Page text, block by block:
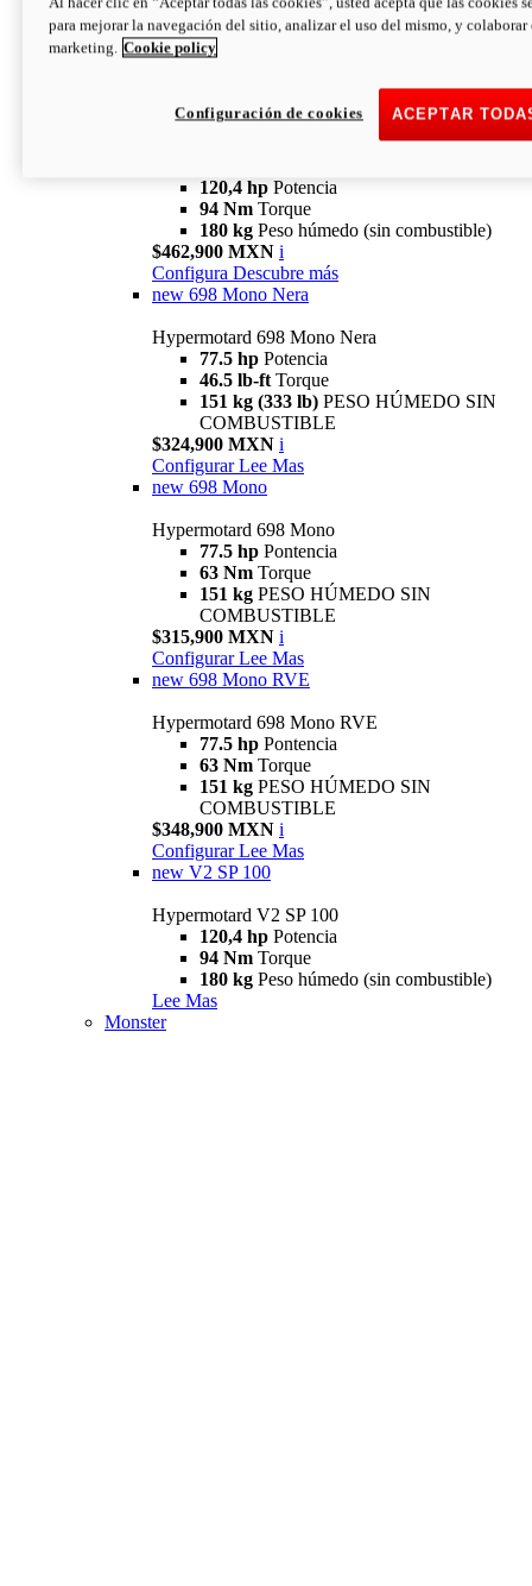
94 NmTorque
180 kgPESO HÚMEDO SIN
COMBUSTIBLE
newV2 SP
120,4 hp Potencia
94 Nm Torque
180 kg Peso húmedo (sin combustible)
$462,900 MXN i
Configura Descubre más
new 698 Mono Nera
Hypermotard 698 Mono Nera
77.5 hp Potencia
46.5 lb-ft Torque
151 kg (333 lb) PESO HÚMEDO SIN
COMBUSTIBLE
$324,900 MXN i
Configurar Lee Mas
new 698 Mono
Hypermotard 698 Mono
77.5 hp Pontencia
63 Nm Torque
151 kg PESO HÚMEDO SIN
COMBUSTIBLE
$315,900 MXN i
Configurar Lee Mas
new 698 Mono RVE
Hypermotard 698 Mono RVE
77.5 hp Pontencia
63 Nm Torque
151 kg PESO HÚMEDO SIN
COMBUSTIBLE
$348,900 MXN i
Configurar Lee Mas
new V2 SP 100
Hypermotard V2 SP 100
120,4 hp Potencia
94 Nm Torque
180 kg Peso húmedo (sin combustible)
Lee Mas
Monster
para mejorar la navegación del sitio, analizar el uso del mismo, y colaborar
marketing. Cookie policy
ACEPTAR
Configuración de cookies